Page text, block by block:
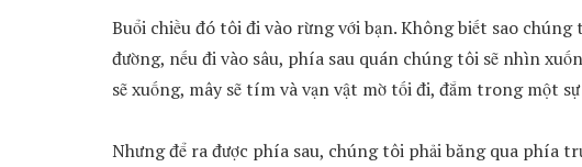
Buổi chiều đó tôi đi vào rừng với bạn. Không biết sao
đường, nếu đi vào sâu, phía sau quán chúng tôi sẽ nhìn
sẽ xuống, mây sẽ tím và vạn vật mờ tối đi, đắm trong một
Nhưng để ra được phía sau, chúng tôi phải băng qua phía